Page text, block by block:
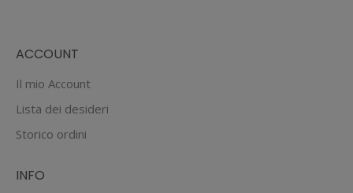
nella
pagina
ACCOUNT
Il mio Account
Lista dei desideri
Storico ordini
INFO